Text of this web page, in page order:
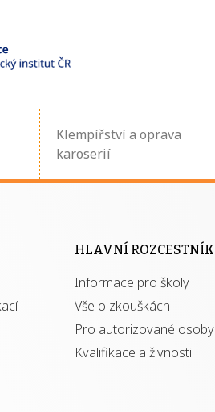
Klempířství a oprava
karoserií
HLAVNÍ ROZCESTNÍK
Informace pro školy
Vše o zkouškách
Pro autorizované osoby
Kvalifikace a živnosti